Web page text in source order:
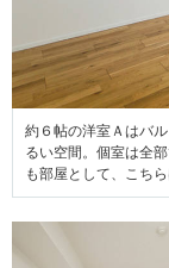
約６帖の洋室Ａはバ
るい空間。個室は全
も部屋として、こち